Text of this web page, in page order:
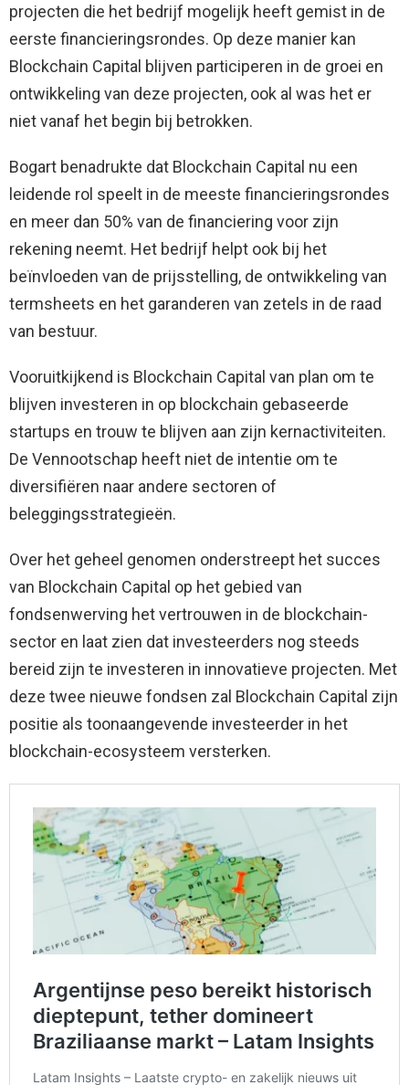
projecten die het bedrijf mogelijk heeft gemist in de
eerste financieringsrondes. Op deze manier kan
Blockchain Capital blijven participeren in de groei en
ontwikkeling van deze projecten, ook al was het er
niet vanaf het begin bij betrokken.
Bogart benadrukte dat Blockchain Capital nu een
leidende rol speelt in de meeste financieringsrondes
en meer dan 50% van de financiering voor zijn
rekening neemt. Het bedrijf helpt ook bij het
beïnvloeden van de prijsstelling, de ontwikkeling van
termsheets en het garanderen van zetels in de raad
van bestuur.
Vooruitkijkend is Blockchain Capital van plan om te
blijven investeren in op blockchain gebaseerde
startups en trouw te blijven aan zijn kernactiviteiten.
De Vennootschap heeft niet de intentie om te
diversifiëren naar andere sectoren of
beleggingsstrategieën.
Over het geheel genomen onderstreept het succes
van Blockchain Capital op het gebied van
fondsenwerving het vertrouwen in de blockchain-
sector en laat zien dat investeerders nog steeds
bereid zijn te investeren in innovatieve projecten. Met
deze twee nieuwe fondsen zal Blockchain Capital zijn
positie als toonaangevende investeerder in het
blockchain-ecosysteem versterken.